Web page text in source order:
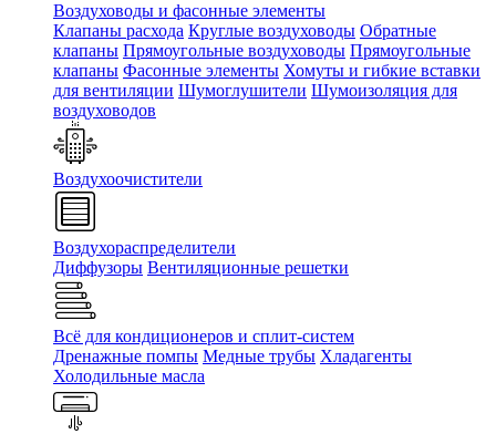
Воздуховоды и фасонные элементы
Клапаны расхода Круглые воздуховоды Обратные
клапаны Прямоугольные воздуховоды Прямоугольные
клапаны Фасонные элементы Хомуты и гибкие вставки
для вентиляции Шумоглушители Шумоизоляция для
воздуховодов
Воздухоочистители
Воздухораспределители
Диффузоры Вентиляционные решетки
Всё для кондиционеров и сплит-систем
Дренажные помпы Медные трубы Хладагенты
Холодильные масла